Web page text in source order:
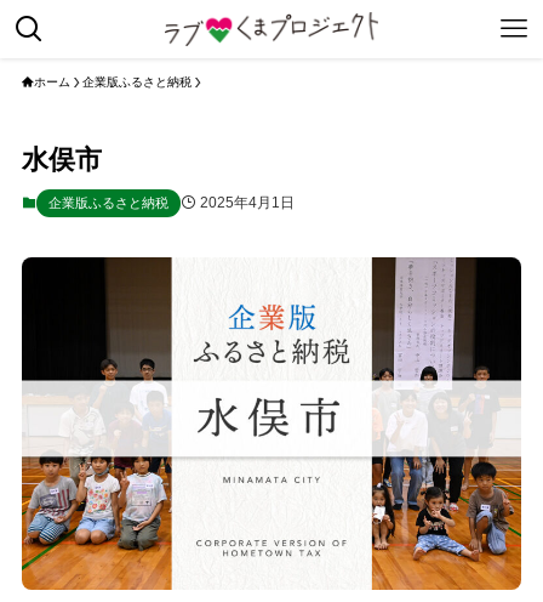
ホーム 企業版ふるさと納税
水俣市
企業版ふるさと納税 2025年4月1日